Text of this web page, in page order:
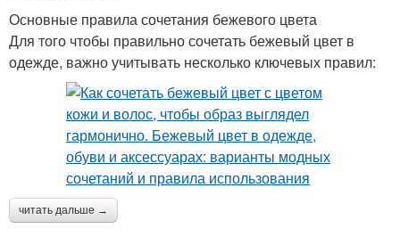
Основные правила сочетания бежевого цвета
Для того чтобы правильно сочетать бежевый цвет в
одежде, важно учитывать несколько ключевых правил:
читать дальше →